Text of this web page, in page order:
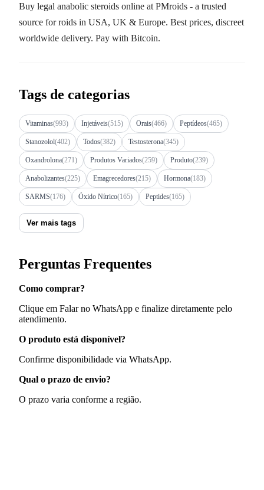
Buy legal anabolic steroids online at PMroids - a trusted
source for roids in USA, UK & Europe. Best prices, discreet
worldwide delivery. Pay with Bitcoin.
Tags de categorias
Vitaminas(993) Injetáveis(515) Orais(466) Peptídeos(465)
Stanozolol(402) Todos(382) Testosterona(345)
Oxandrolona(271) Produtos Variados(259) Produto(239)
Anabolizantes(225) Emagrecedores(215) Hormona(183)
SARMS(176) Óxido Nítrico(165) Peptides(165)
Ver mais tags
Perguntas Frequentes
Como comprar?
Clique em Falar no WhatsApp e finalize diretamente pelo
atendimento.
O produto está disponível?
Confirme disponibilidade via WhatsApp.
Qual o prazo de envio?
O prazo varia conforme a região.